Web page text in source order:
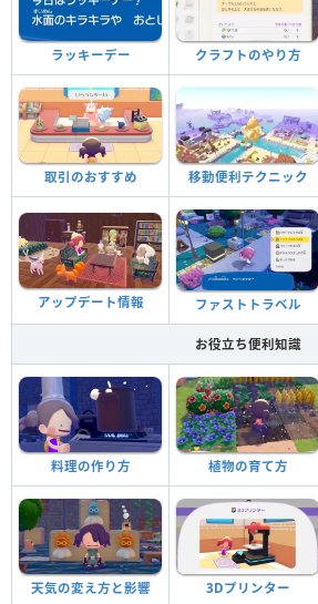
ラッキーデー クラフトのやり方
取引のおすすめ 移動便利テクニック
アップデート情報 ファストトラベル
お役立ち便利知識
料理の作り方 植物の育て方
天気の変え方と影響 3Dプリンター